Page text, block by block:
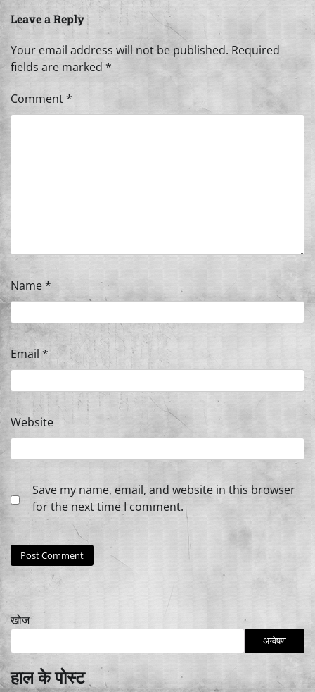
Leave a Reply
Your email address will not be published. Required
fields are marked *
Comment*
Name*
Email *
Website
Save my name, email, and website in this browser
for the next time I comment.
खोज
अन्वेषण
हाल के पोस्ट